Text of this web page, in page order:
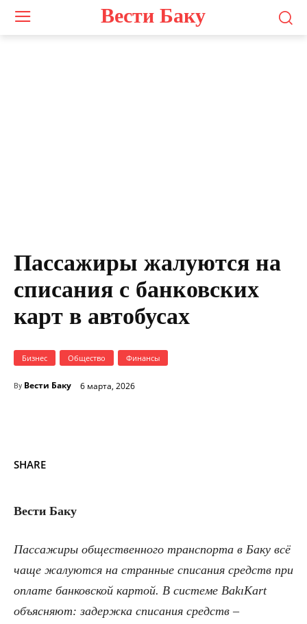
Вести Баку
Пассажиры жалуются на
списания с банковских
карт в автобусах
Бизнес Общество Финансы
By Вести Баку 6 марта, 2026
SHARE
Вести Баку
Пассажиры общественного транспорта в Баку всё
чаще жалуются на странные списания средств при
оплате банковской картой. В системе BakıKart
объясняют: задержка списания средств –